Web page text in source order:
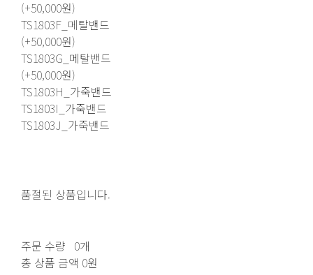
(+50,000원)
TS1803F_메탈밴드
(+50,000원)
TS1803G_메탈밴드
(+50,000원)
TS1803H_가죽밴드
TS1803I_가죽밴드
TS1803J_가죽밴드
품절된 상품입니다.
주문 수량 0개
총 상품 금액 0원